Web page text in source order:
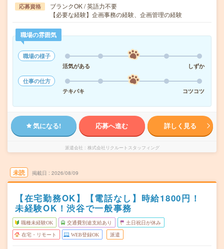
応募資格
ブランクOK / 英語力不要
【必要な経験】企画事務の経験、企画管理の経験
職場の雰囲気
職場の様子
活気がある
しずか
仕事の仕方
テキパキ
コツコツ
気になる! 応募へ進む 詳しく見る
派遣会社 株式会社リクルートスタッフィング
未読 掲載日 2026/08/09
【在宅勤務OK】【電話なし】時給1800円！
未経験OK！渋谷で一般事務
職種未経験OK 交通費別途支給あり 土日祝日が休み
在宅・リモート WEB登録OK 派遣